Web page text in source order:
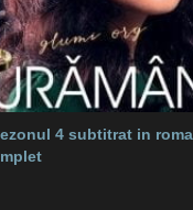
4 subtitrat in